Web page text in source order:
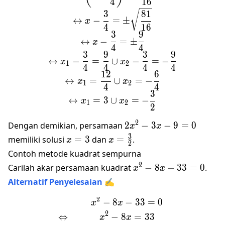
↔ x −
4
3
= ±
16
81
↔ x −
4
3
= ±
4
9
↔ x1 −
4
3
=
4
9
∪ x2 −
4
3
= −
4
9
↔ x1 =
4
12
∪ x2 = −
4
6
↔ x1 = 3 ∪ x2 = −
2
3
Dengan demikian, persamaan 2x^2
- 3x
- 9
= 0
2x2 − 3x − 9 = 0
memiliki solusi x
=
x = 3 dan x =
\frac32
x = 2
3.
Contoh metode kuadrat sempurna
Carilah akar persamaan kuadrat x^2
-
x2 − 8x − 33 = 0.
Alternatif Penyelesaian ✍️
\begin{gather*}&&x^2 -
⇔
x2 − 8x − 33 = 0
x2 − 8x = 33